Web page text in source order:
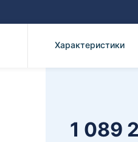
Характеристики
1 089